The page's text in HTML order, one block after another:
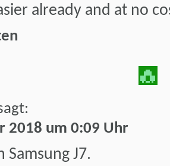
already and at no
2018 um 0:09 Uhr
Samsung J7.